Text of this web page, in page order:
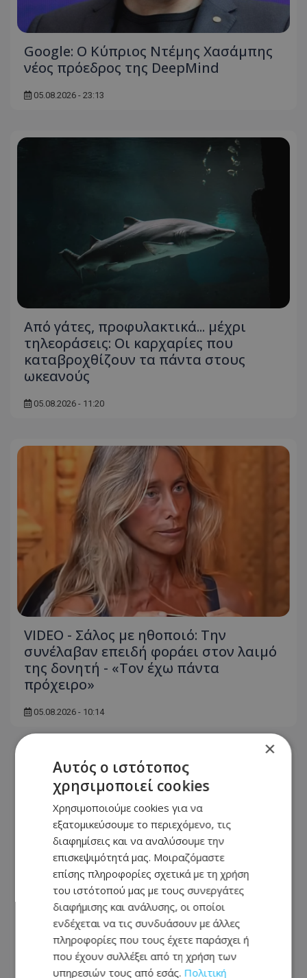
Google: Ο Κύπριος Ντέμης Χασάμπης
νέος πρόεδρος της DeepMind
05.08.2026 - 23:13
Από γάτες, προφυλακτικά... μέχρι
τηλεοράσεις: Οι καρχαρίες που
καταβροχθίζουν τα πάντα στους
ωκεανούς
05.08.2026 - 11:20
VIDEO - Σάλος με ηθοποιό: Την
συνέλαβαν επειδή φοράει στον λαιμό
της δονητή - «Τον έχω πάντα
πρόχειρο»
05.08.2026 - 10:14
Πυροσβέστης προειδοποιεί: Αυτά τα
λάθη με τους φορτιστές μπορούν να
×
Αυτός ο ιστότοπος
χρησιμοποιεί cookies
Χρησιμοποιούμε cookies για να
εξατομικεύσουμε το περιεχόμενο, τις
διαφημίσεις και να αναλύσουμε την
επισκεψιμότητά μας. Μοιραζόμαστε
επίσης πληροφορίες σχετικά με τη χρήση
του ιστότοπού μας με τους συνεργάτες
διαφήμισης και ανάλυσης, οι οποίοι
ενδέχεται να τις συνδυάσουν με άλλες
πληροφορίες που τους έχετε παράσχει ή
που έχουν συλλέξει από τη χρήση των
υπηρεσιών τους από εσάς. Πολιτική